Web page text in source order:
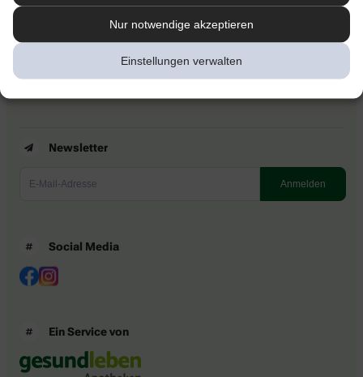
Nur notwendige akzeptieren
Einstellungen verwalten
Newsletter
Barrierefreiheitserklärung
Newsletter
Social Media
Ein Service von